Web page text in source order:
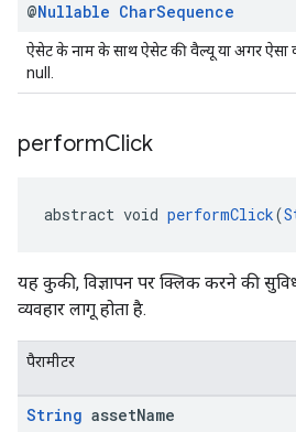
@Nullable CharSequence
ऐसेट के नाम के साथ ऐसेट की वैल्यू या अगर ऐसा
null.
performClick
abstract void performClick(
यह कुकी, विज्ञापन पर क्लिक करने की
व्यवहार लागू होता है.
पैरामीटर
String assetName